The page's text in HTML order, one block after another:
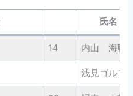
氏名
14 内山 海聡
浅見ゴルフ